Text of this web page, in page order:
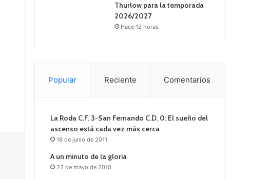
Thurlow para la temporada
2026/2027
Hace 12 horas
Popular Reciente Comentarios
La Roda C.F. 3-San Fernando C.D. 0: El sueño del
ascenso está cada vez más cerca
18 de junio de 2011
A un minuto de la gloria
22 de mayo de 2010